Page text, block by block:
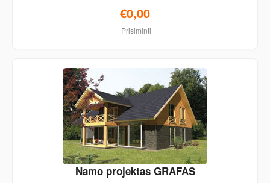
€0,00
Prisiminti
Namo projektas GRAFAS